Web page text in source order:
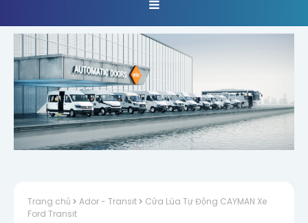
Trang chủ Ador - Transit
Cửa Lùa Tự Động CAYMAN Xe
Ford Transit